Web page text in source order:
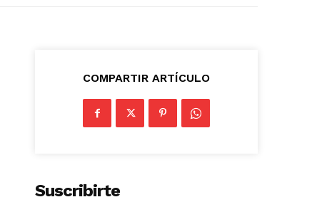
COMPARTIR ARTÍCULO
Suscribirte